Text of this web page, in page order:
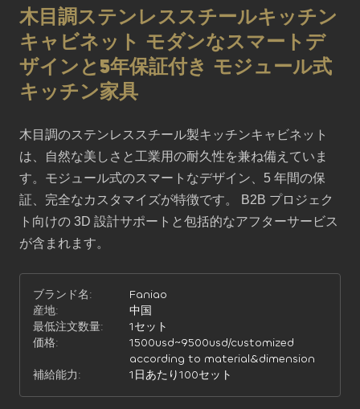
木目調ステンレススチールキッチン
キャビネット モダンなスマートデ
ザインと5年保証付き モジュール式
キッチン家具
木目調のステンレススチール製キッチンキャビネット
は、自然な美しさと工業用の耐久性を兼ね備えていま
す。モジュール式のスマートなデザイン、5 年間の保
証、完全なカスタマイズが特徴です。 B2B プロジェク
ト向けの 3D 設計サポートと包括的なアフターサービス
が含まれます。
ブランド名:
Faniao
産地:
中国
最低注文数量:
1セット
価格:
1500usd~9500usd/customized
according to material&dimension
補給能力:
1日あたり100セット